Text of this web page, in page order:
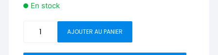
En stock
AJOUTER AU PANIER